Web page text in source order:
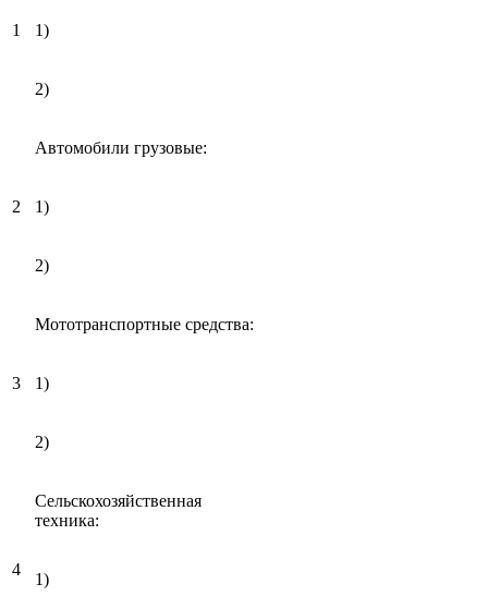
1 1)
2)
2
Автомобили грузовые:
1)
2)
3
Мототранспортные средства:
1)
2)
4
Сельскохозяйственная
техника:
1)